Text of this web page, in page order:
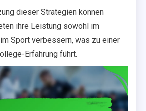
dieser Strategien können
ihre Leistung sowohl im
Sport verbessern, was zu einer
Erfahrung führt.